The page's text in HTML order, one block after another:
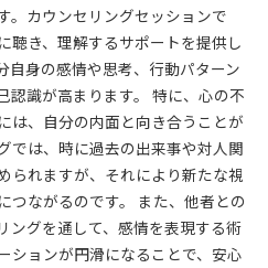
。カウンセリングセッションで
聴き、理解するサポートを提供し
自身の感情や思考、行動パターン
認識が高まります。 特に、心の不
は、自分の内面と向き合うことが
では、時に過去の出来事や対人関
られますが、それにより新たな視
つながるのです。 また、他者との
ングを通して、感情を表現する術
ションが円滑になることで、安心